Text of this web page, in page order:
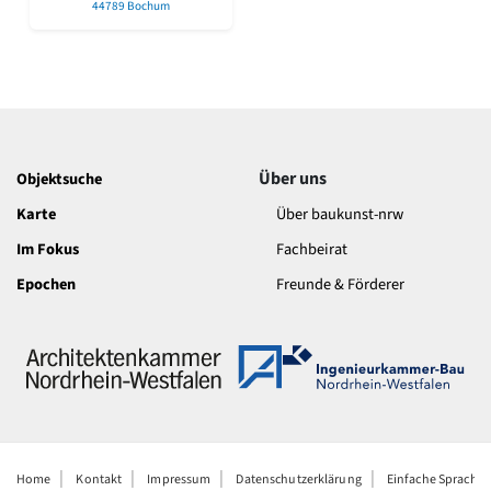
Romanik
Freunde & Förderer
Impressum
Datenschutz
Suchbegriff eingeben
44789 Bochum
Objektsuche
Karte
Im Fokus
Epochen
Über uns
Über baukunst-nrw
Fachbeirat
Freunde & Förderer
Home Kontakt Impressum Datenschutzerklärung Einfache Sprache